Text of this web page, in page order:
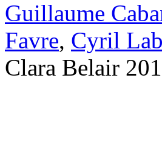
Guillaume
Favre, Cyril
Clara Belair